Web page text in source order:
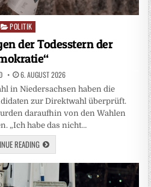
Posted
POLITIK
der Todesstern der
6. AUGUST 2026
in Niedersachsen haben die
zur Direktwahl überprüft.
daraufhin von den Wahlen
„Ich habe das nicht…
READING